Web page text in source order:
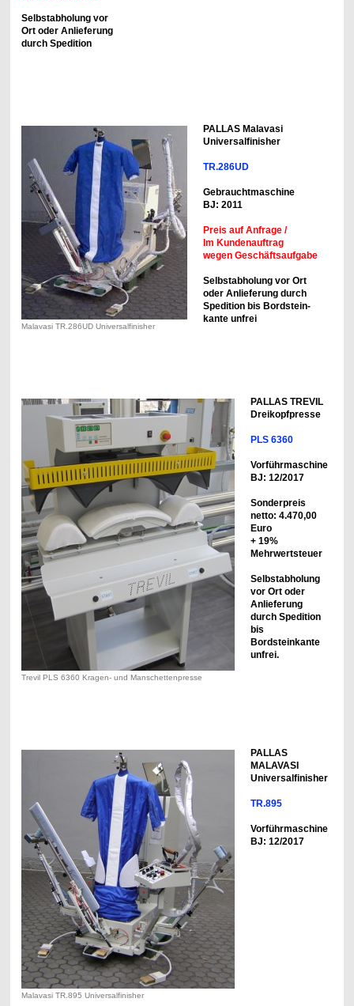
Selbstabholung vor
Ort oder Anlieferung
durch Spedition
Malavasi TR.286UD Universalfinisher
PALLAS Malavasi
Universalfinisher
TR.286UD
Gebrauchtmaschine
BJ: 2011
Preis auf Anfrage /
Im Kundenauftrag
wegen Geschäftsaufgabe
Selbstabholung vor Ort
oder Anlieferung durch
Spedition bis Bordstein-
kante unfrei
Trevil PLS 6360 Kragen- und Manschettenpresse
PALLAS TREVIL
Dreikopfpresse
PLS 6360
Vorführmaschine
BJ: 12/2017
Sonderpreis
netto: 4.470,00
Euro
+ 19%
Mehrwertsteuer
Selbstabholung
vor Ort oder
Anlieferung
durch Spedition
bis
Bordsteinkante
unfrei.
Malavasi TR.895 Universalfinisher
PALLAS
MALAVASI
Universalfinisher
TR.895
Vorführmaschine
BJ: 12/2017